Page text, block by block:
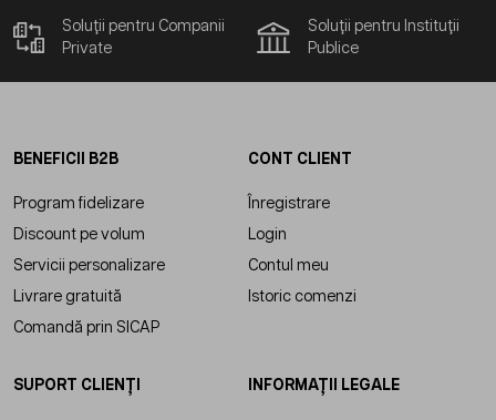
Soluții pentru Companii
Private
Soluții pentru Instituții
Publice
BENEFICII B2B
Program fidelizare
Discount pe volum
Servicii personalizare
Livrare gratuită
Comandă prin SICAP
CONT CLIENT
Înregistrare
Login
Contul meu
Istoric comenzi
SUPORT CLIENȚI INFORMAȚII LEGALE